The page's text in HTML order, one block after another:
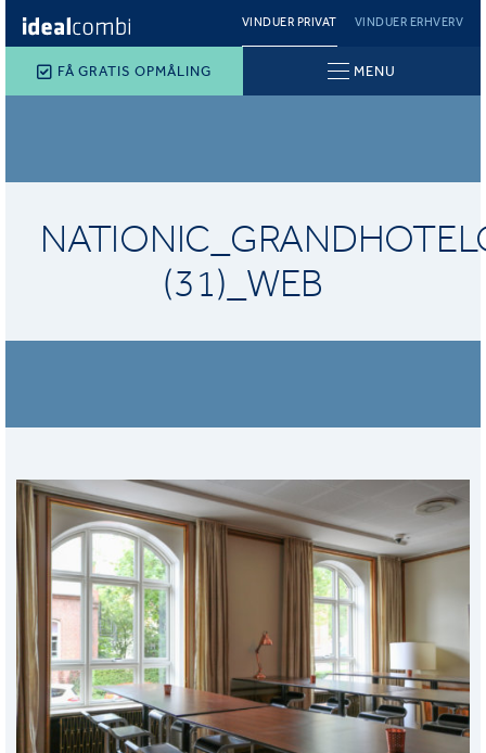
VINDUER PRIVAT VINDUER ERHVERV
FÅ GRATIS OPMÅLING MENU
(31)_WEB